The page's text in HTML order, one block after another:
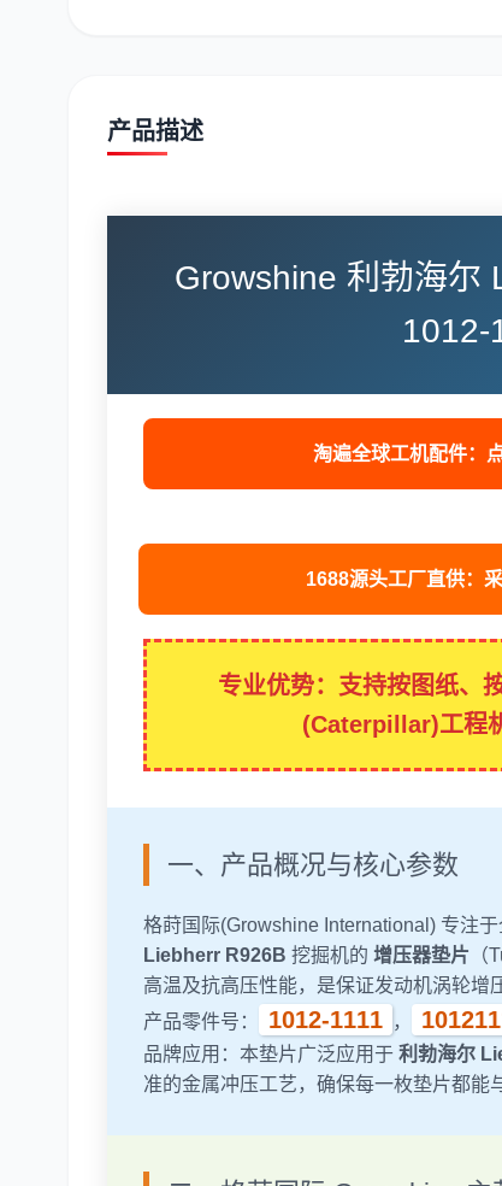
产品描述
Growshine 利勃海尔
1012-
淘遍全球工机配件：点
1688源头工厂直供：采
专业优势：支持按图纸、
(Caterpillar)工程
一、产品概况与核心参数
格莳国际(Growshine International) 专注
Liebherr R926B 挖掘机的 增压器垫片 （
高温及抗高压性能，是保证发动机涡轮增
产品零件号：
1012-1111 ，
品牌应用：本垫片广泛应用于 利勃海尔
准的金属冲压工艺，确保每一枚垫片都能